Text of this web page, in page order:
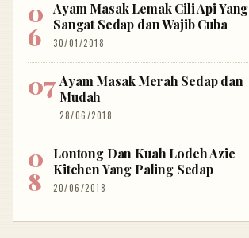
Ayam Masak Lemak Cili Api Yang
Sangat Sedap dan Wajib Cuba
30/01/2018
Ayam Masak Merah Sedap dan
Mudah
28/06/2018
Lontong Dan Kuah Lodeh Azie
Kitchen Yang Paling Sedap
20/06/2018